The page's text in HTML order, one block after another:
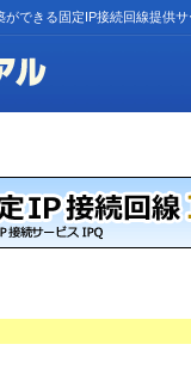
できる固定IP接続回線提供